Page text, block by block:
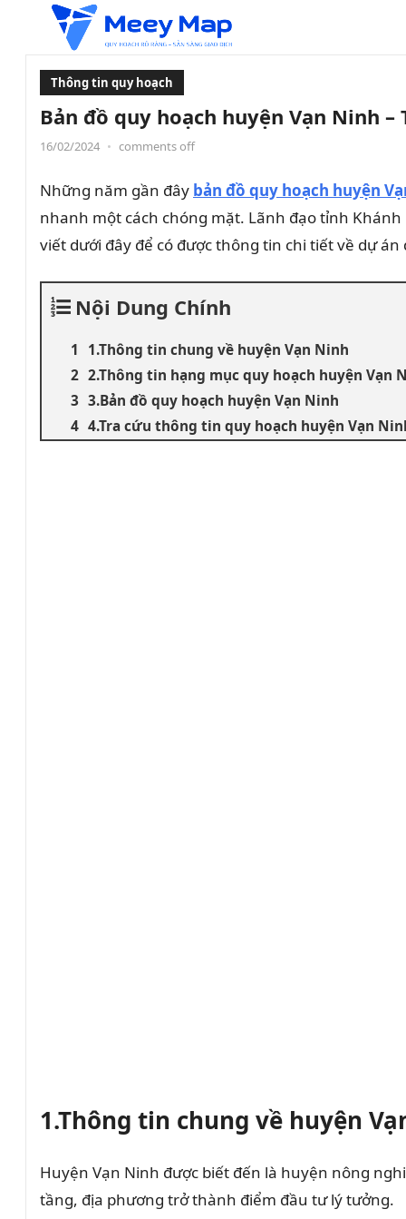
Thông tin quy hoạch
Bản đồ quy hoạch huyện Vạn Ninh
16/02/2024 • comments off
Những năm gần đây bản đồ quy hoạch huyện
nhanh một cách chóng mặt. Lãnh đạo tỉnh
viết dưới đây để có được thông tin chi tiết về dự án
Nội Dung Chính
1.Thông tin chung về huyện Vạn Ninh
2.Thông tin hạng mục quy hoạch huyện Vạn
3.Bản đồ quy hoạch huyện Vạn Ninh
4.Tra cứu thông tin quy hoạch huyện Vạn
1.Thông tin chung về huyện
Huyện Vạn Ninh được biết đến là huyện nông
tầng, địa phương trở thành điểm đầu tư lý tưởng.